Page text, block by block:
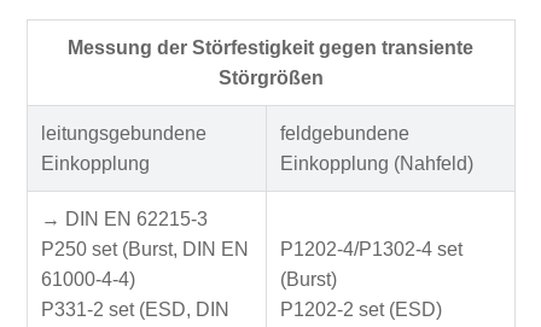
Messung der Störfestigkeit gegen transiente
Störgrößen
leitungsgebundene
Einkopplung
feldgebundene
Einkopplung (Nahfeld)
→ DIN EN 62215-3
P250 set (Burst, DIN EN
61000-4-4)
P331-2 set (ESD, DIN
P1202-4/P1302-4 set
(Burst)
P1202-2 set (ESD)